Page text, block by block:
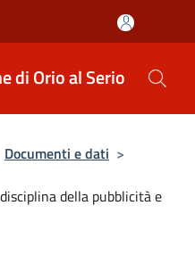
di Orio al Serio
Documenti e dati >
della pubblicità e